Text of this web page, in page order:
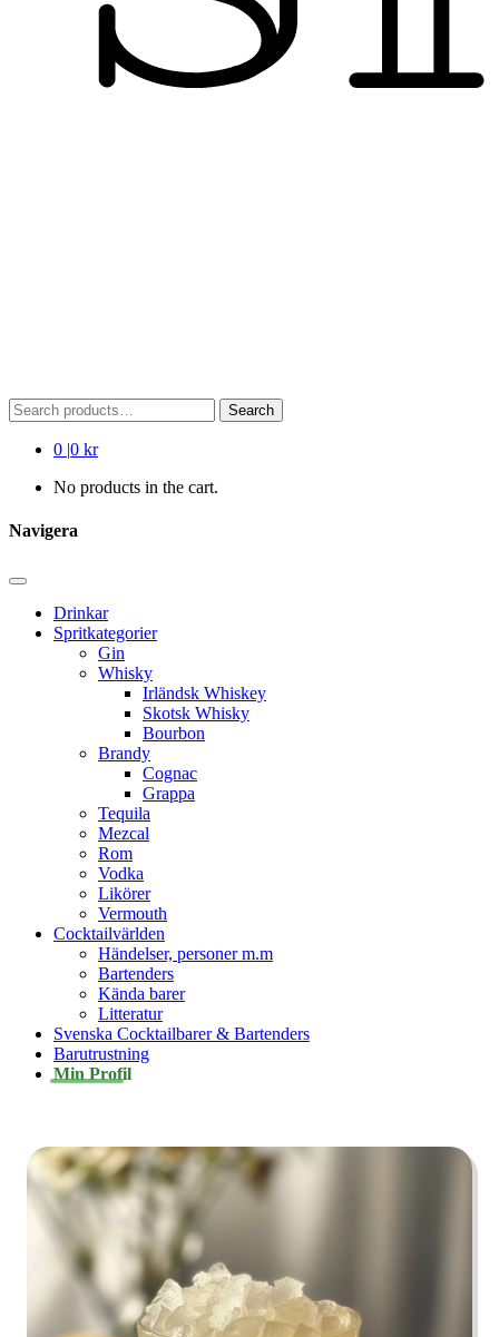
Search
for:
Search
0 |0 kr
No products in the cart.
Navigera
Drinkar
Spritkategorier
Gin
Whisky
Irländsk Whiskey
Skotsk Whisky
Bourbon
Brandy
Cognac
Grappa
Tequila
Mezcal
Rom
Vodka
Likörer
Vermouth
Cocktailvärlden
Händelser, personer m.m
Bartenders
Kända barer
Litteratur
Svenska Cocktailbarer & Bartenders
Barutrustning
Min Profil